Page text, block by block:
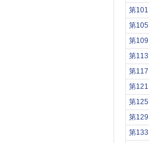
第
第
第
第
第
第
第
第129
第